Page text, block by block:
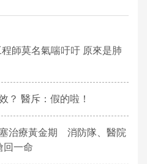
師莫名氣喘吁吁 原來是肺
？ 醫斥：假的啦！
治療黃金期 消防隊、醫院
一命